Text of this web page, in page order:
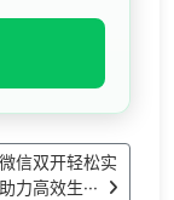
信双开轻松实
力高效生···